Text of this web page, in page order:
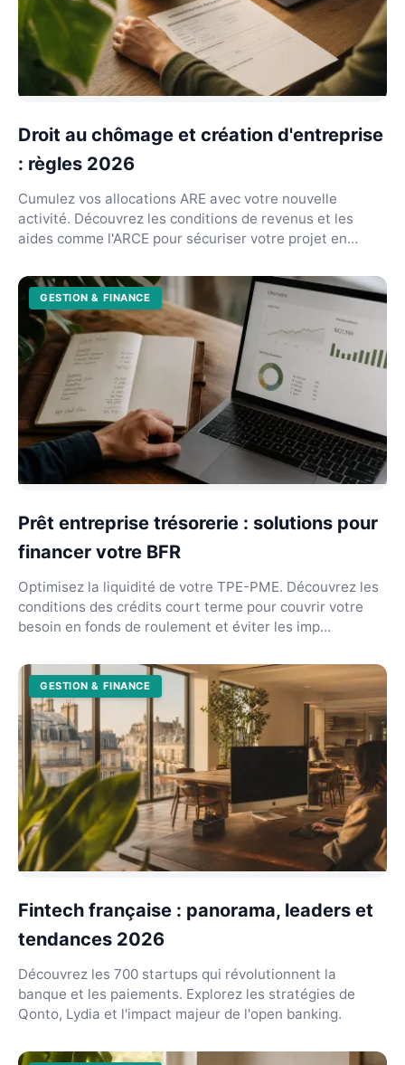
Droit au chômage et création d'entreprise
: règles 2026
Cumulez vos allocations ARE avec votre nouvelle
activité. Découvrez les conditions de revenus et les
aides comme l'ARCE pour sécuriser votre projet en
GESTION & FINANCE
Prêt entreprise trésorerie : solutions pour
financer votre BFR
Optimisez la liquidité de votre TPE-PME. Découvrez les
conditions des crédits court terme pour couvrir votre
besoin en fonds de roulement et éviter les imp...
GESTION & FINANCE
Fintech française : panorama, leaders et
tendances 2026
Découvrez les 700 startups qui révolutionnent la
banque et les paiements. Explorez les stratégies de
Qonto, Lydia et l'impact majeur de l'open banking.